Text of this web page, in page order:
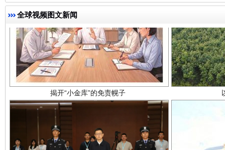
全球视频图文新闻
揭开“小金库”的免责幌子